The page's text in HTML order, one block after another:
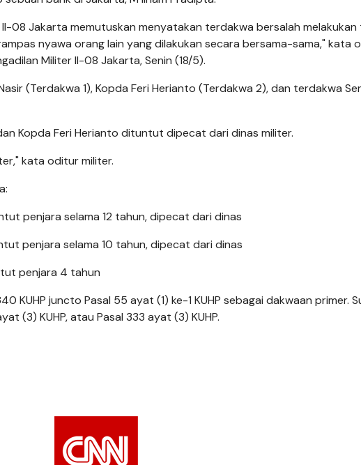
08 Jakarta memutuskan menyatakan terdakwa bersalah melakukan
nyawa orang lain yang dilakukan secara bersama-sama," kata
Militer II-08 Jakarta, Senin (18/5).
(Terdakwa 1), Kopda Feri Herianto (Terdakwa 2), dan terdakwa
Kopda Feri Herianto dituntut dipecat dari dinas militer.
kata oditur militer.
penjara selama 12 tahun, dipecat dari dinas
penjara selama 10 tahun, dipecat dari dinas
penjara 4 tahun
KUHP juncto Pasal 55 ayat (1) ke-1 KUHP sebagai dakwaan primer.
(3) KUHP, atau Pasal 333 ayat (3) KUHP.